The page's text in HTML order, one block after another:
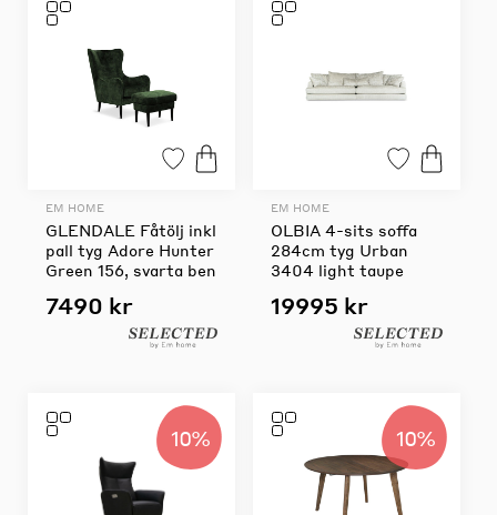
EM HOME
GLENDALE Fåtölj inkl
pall tyg Adore Hunter
Green 156, svarta ben
7490 kr
EM HOME
OLBIA 4-sits soffa
284cm tyg Urban
3404 light taupe
19995 kr
10% 10%